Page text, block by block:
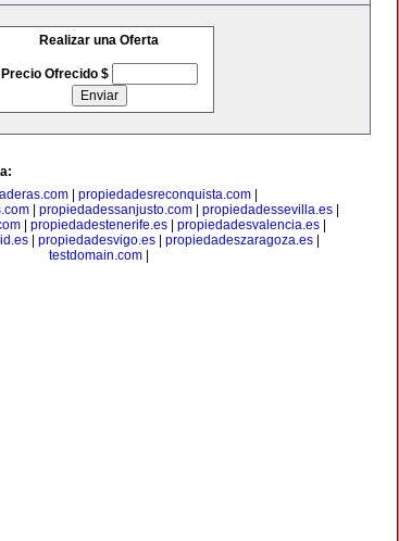
Realizar una Oferta
Precio Ofrecido $
| propiedadesreconquista.com|
| propiedadessanjusto.com| propiedadessevilla.es|
| propiedadestenerife.es| propiedadesvalencia.es|
propiedadesvigo.es propiedadeszaragoza.es
testdomain.com